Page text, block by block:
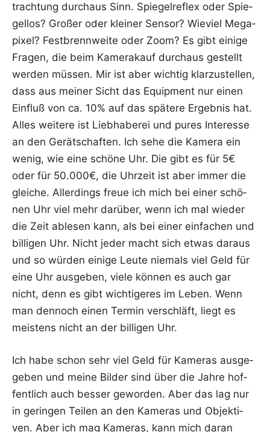
trach­tung durch­aus Sinn. Spie­gel­re­flex oder Spie­
gel­los? Gro­ßer oder klei­ner Sen­sor? Wie­viel Mega­
pi­xel? Fest­brenn­wei­te oder Zoom? Es gibt eini­ge
Fra­gen, die beim Kame­ra­kauf durch­aus gestellt
wer­den müs­sen. Mir ist aber wich­tig klar­zu­stel­len,
dass aus mei­ner Sicht das Equip­ment nur einen
Ein­fluß von ca. 10% auf das spä­te­re Ergeb­nis hat.
Alles wei­te­re ist Lieb­ha­be­rei und pures Inter­es­se
an den Gerät­schaf­ten. Ich sehe die Kame­ra ein
wenig, wie eine schö­ne Uhr. Die gibt es für 5€
oder für 50.000€, die Uhr­zeit ist aber immer die
glei­che. Aller­dings freue ich mich bei einer schö­
nen Uhr viel mehr dar­über, wenn ich mal wie­der
die Zeit able­sen kann, als bei einer ein­fa­chen und
bil­li­gen Uhr. Nicht jeder macht sich etwas dar­aus
und so wür­den eini­ge Leu­te nie­mals viel Geld für
eine Uhr aus­ge­ben, vie­le kön­nen es auch gar
nicht, denn es gibt wich­ti­ge­res im Leben. Wenn
man den­noch einen Ter­min ver­schläft, liegt es
meis­tens nicht an der bil­li­gen Uhr.
Ich habe schon sehr viel Geld für Kame­ras aus­ge­
ge­ben und mei­ne Bil­der sind über die Jah­re hof­
fent­lich auch bes­ser gewor­den. Aber das lag nur
in gerin­gen Tei­len an den Kame­ras und Objek­ti­
ven. Aber ich mag Kame­ras, kann mich dar­an